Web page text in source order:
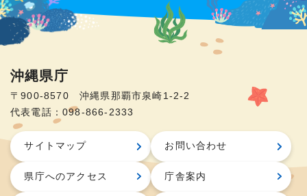
沖縄県庁
〒900-8570 沖縄県那覇市泉崎1-2-2
代表電話：098-866-2333
サイトマップ お問い合わせ
県庁へのアクセス 庁舎案内